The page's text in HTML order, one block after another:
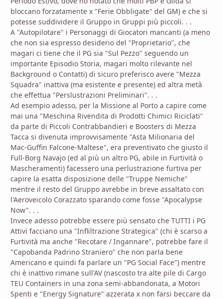
bloccano forzatamente x "Ferie Obbligate" del GM) e che si
potesse suddividere il Gruppo in Gruppi più piccoli. . .
A "Autopilotare" i Personaggi di Giocatori mancanti (a meno
che non sia espresso desiderio del "Proprietario", che
magari ci tiene che il PG sia "Sul Pezzo" seguendo un
importante Episodio Storia, magari molto rilevante nel
Background o Contatti) di sicuro preferisco avere "Mezza
Squadra" inattiva (ma esistente e presente) ed altra metà
che effettua "Perslustrazioni Preliminari". . .
Ad esempio adesso, per la Missione al Porto a capire come
mai una "Meschina Rivendita di Prodotti Chimici Riciclati"
da parte di Piccoli Contrabbandieri e Boosters di Mezza
Tacca si divenuta improvvisamente "Asta Milionaria del
Mac-Guffin Falcone-Maltese", era preventivato che giusto il
Full-Borg Navajo (ed al più un altro PG, abile in Furtività o
Mascheramenti) facessero una perlustrazione furtiva per
capire la esatta disposizione delle "Truppe Nemiche"
mentre il resto del Gruppo avrebbe in breve assaltato con
l'Aeroveicolo Corazzato sparando come fosse "Apocalypse
Now". . .
Invece adesso potrebbe essere più sensato che TUTTI i PG
Attivi facciano una "Infliltrazione Strategica" (chi è scarso a
Furtività ma anche "Recotare / Ingannare", potrebbe fare il
"Capobanda Padrino Straniero" che non parla bene
Americano e quindi fa parlare un "PG Social Face") mentre
chi è inattivo rimane sull'AV (nascosto tra alte pile di Cargo
TEU Containers in una zona semi-abbandonata, a Motori
Spenti e "Energy Signature" azzerata x non farsi beccare da